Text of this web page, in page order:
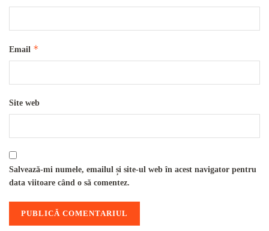
Email *
Site web
Salvează-mi numele, emailul și site-ul web în acest navigator pentru
data viitoare când o să comentez.